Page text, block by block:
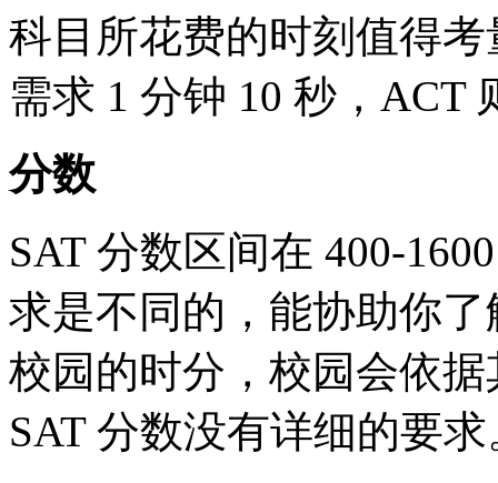
科目所花费的时刻值得
需求 1 分钟 10 秒，ACT
分数
SAT 分数区间在 400-
求是不同的，能协助你
校园的时分，校园会依
SAT 分数没有详细的要求